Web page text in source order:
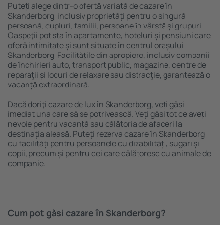
Puteți alege dintr-o ofertă variată de cazare în
Skanderborg, inclusiv proprietăți pentru o singură
persoană, cupluri, familii, persoane ȋn vârstă și grupuri.
Oaspeţii pot sta în apartamente, hoteluri și pensiuni care
oferă intimitate și sunt situate în centrul orașului
Skanderborg. Facilitățile din apropiere, inclusiv companii
de închirieri auto, transport public, magazine, centre de
reparaţii și locuri de relaxare sau distracţie, garantează o
vacanță extraordinară.
Dacă doriţi cazare de lux în Skanderborg, veţi găsi
imediat una care să se potrivească. Veți găsi tot ce aveți
nevoie pentru vacanță sau călătoria de afaceri la
destinația aleasă. Puteți rezerva cazare în Skanderborg
cu facilități pentru persoanele cu dizabilități, sugari și
copii, precum și pentru cei care călătoresc cu animale de
companie.
Cum pot găsi cazare în Skanderborg?